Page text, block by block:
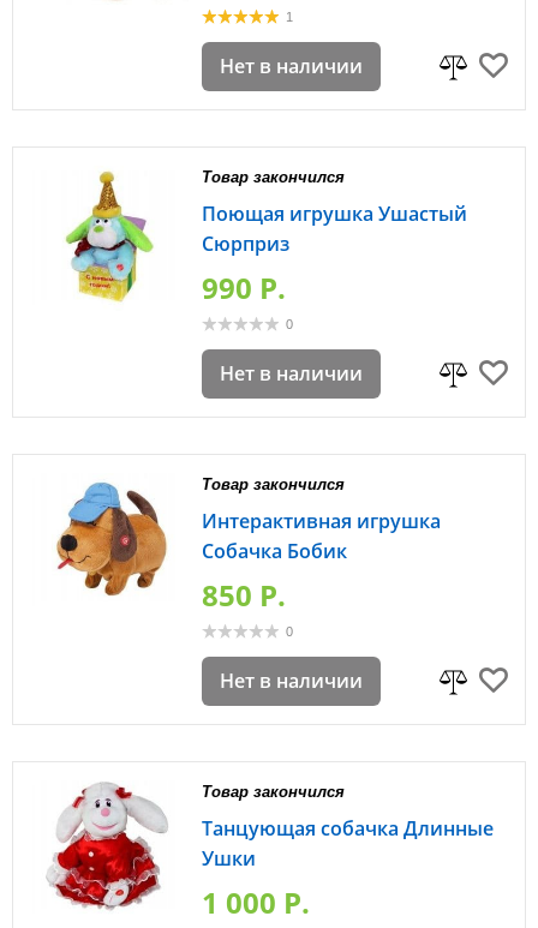
1
Нет в наличии
Товар закончился
Поющая игрушка Ушастый
Сюрприз
990 P.
0
Нет в наличии
Товар закончился
Интерактивная игрушка
Собачка Бобик
850 P.
0
Нет в наличии
Товар закончился
Танцующая собачка Длинные
Ушки
1 000 P.